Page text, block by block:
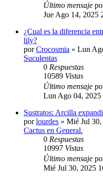
Último mensaje
Jue Ago 14, 2025
¿Cual es la diferencia
lily?
porCrocosmia » Lun
Suculentas
0 Respuestas
10589 Vistas
Último mensaje
Lun Ago 04, 2025
Sustratos: Arcilla
porlourdes » Mié Jul 30,
Cactus en General.
0 Respuestas
10997 Vistas
Último mensaje
Mié Jul 30, 2025